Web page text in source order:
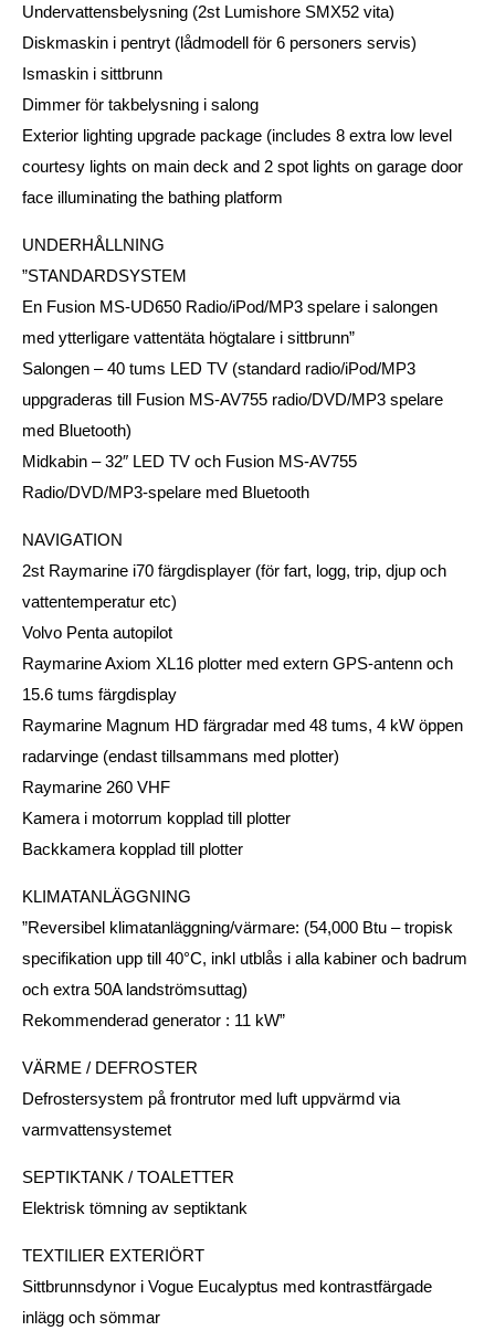
Undervattensbelysning (2st Lumishore SMX52 vita)
Diskmaskin i pentryt (lådmodell för 6 personers servis)
Ismaskin i sittbrunn
Dimmer för takbelysning i salong
Exterior lighting upgrade package (includes 8 extra low level
courtesy lights on main deck and 2 spot lights on garage door
face illuminating the bathing platform
UNDERHÅLLNING
”STANDARDSYSTEM
En Fusion MS-UD650 Radio/iPod/MP3 spelare i salongen
med ytterligare vattentäta högtalare i sittbrunn”
Salongen – 40 tums LED TV (standard radio/iPod/MP3
uppgraderas till Fusion MS-AV755 radio/DVD/MP3 spelare
med Bluetooth)
Midkabin – 32″ LED TV och Fusion MS-AV755
Radio/DVD/MP3-spelare med Bluetooth
NAVIGATION
2st Raymarine i70 färgdisplayer (för fart, logg, trip, djup och
vattentemperatur etc)
Volvo Penta autopilot
Raymarine Axiom XL16 plotter med extern GPS-antenn och
15.6 tums färgdisplay
Raymarine Magnum HD färgradar med 48 tums, 4 kW öppen
radarvinge (endast tillsammans med plotter)
Raymarine 260 VHF
Kamera i motorrum kopplad till plotter
Backkamera kopplad till plotter
KLIMATANLÄGGNING
”Reversibel klimatanläggning/värmare: (54,000 Btu – tropisk
specifikation upp till 40°C, inkl utblås i alla kabiner och badrum
och extra 50A landströmsuttag)
Rekommenderad generator : 11 kW”
VÄRME / DEFROSTER
Defrostersystem på frontrutor med luft uppvärmd via
varmvattensystemet
SEPTIKTANK / TOALETTER
Elektrisk tömning av septiktank
TEXTILIER EXTERIÖRT
Sittbrunnsdynor i Vogue Eucalyptus med kontrastfärgade
inlägg och sömmar